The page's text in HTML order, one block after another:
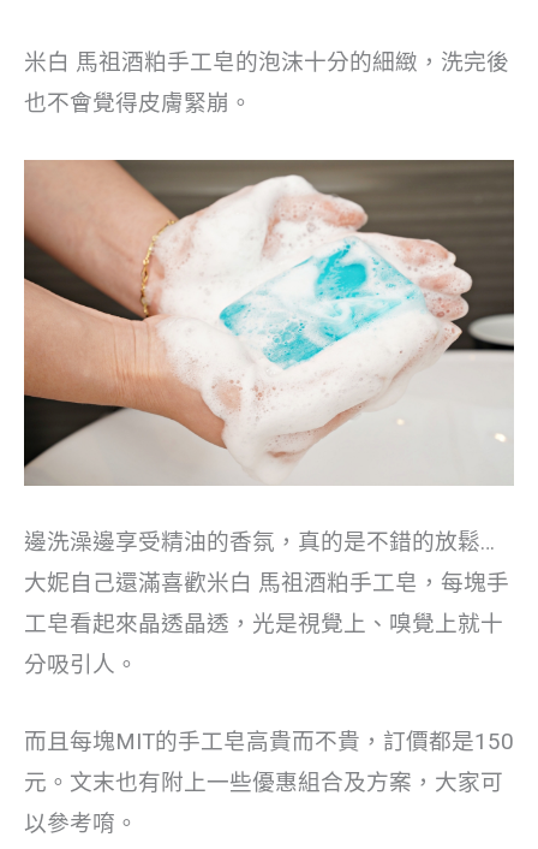
米白 馬祖酒粕手工皂的泡沫十分的細緻，洗完後
也不會覺得皮膚緊崩。
邊洗澡邊享受精油的香氛，真的是不錯的放鬆…
大妮自己還滿喜歡米白 馬祖酒粕手工皂，每塊手
工皂看起來晶透晶透，光是視覺上、嗅覺上就十
分吸引人。
而且每塊MIT的手工皂高貴而不貴，訂價都是150
元。文末也有附上一些優惠組合及方案，大家可
以參考唷。